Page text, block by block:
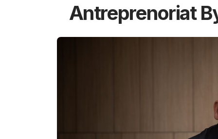
Antreprenoriat